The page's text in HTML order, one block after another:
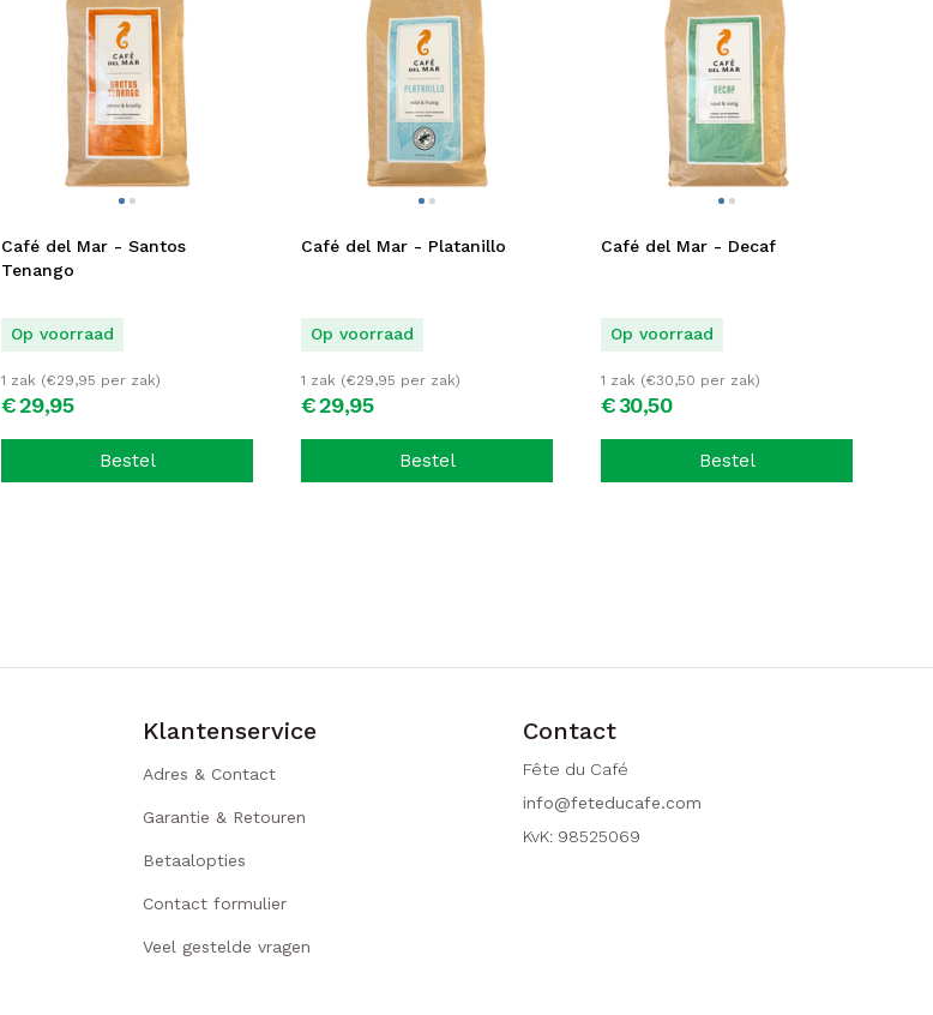
Café del Mar - Santos
Tenango
Op voorraad
€29,95
1 zak (€29,95 per zak)
Bestel
Café del Mar - Platanillo
Op voorraad
€29,95
1 zak (€29,95 per zak)
Bestel
Café del Mar - Decaf
Op voorraad
€30,50
1 zak (€30,50 per zak)
Bestel
Klantenservice
Adres & Contact
Garantie & Retouren
Betaalopties
Contact formulier
Veel gestelde vragen
Contact
Fête du Café
info@feteducafe.com
KvK: 98525069